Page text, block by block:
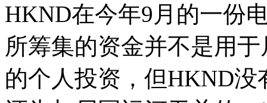
HKND在今年9月的一份
所筹集的资金并不是用
的个人投资，但HKND